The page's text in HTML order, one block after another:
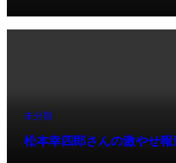
未分類
松本幸四郎さんの激やせ